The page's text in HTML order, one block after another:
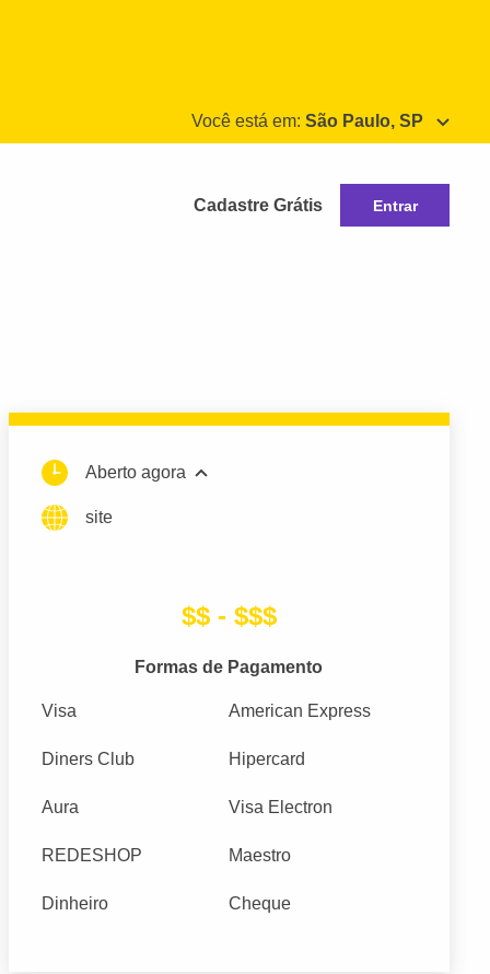
Você está em: São Paulo, SP
Cadastre Grátis Entrar
Aberto agora
site
$$ - $$$
Formas de Pagamento
Visa American Express
Diners Club Hipercard
Aura Visa Electron
REDESHOP Maestro
Dinheiro Cheque